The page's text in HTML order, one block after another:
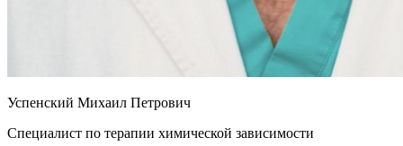
Успенский Михаил Петрович
Специалист по терапии химической зависимости